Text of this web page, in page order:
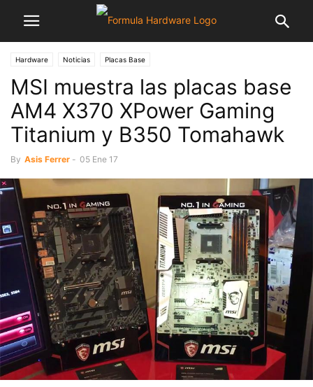
Hardware Noticias Placas Base
MSI muestra las placas base
AM4 X370 XPower Gaming
Titanium y B350 Tomahawk
By Asis Ferrer - 05 Ene 17